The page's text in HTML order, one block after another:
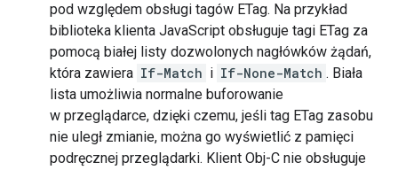
pod względem obsługi tagów ETag. Na przykład
biblioteka klienta JavaScript obsługuje tagi ETag za
pomocą białej listy dozwolonych nagłówków żądań,
która zawiera If-Match i If-None-Match . Biała
lista umożliwia normalne buforowanie
w przeglądarce, dzięki czemu, jeśli tag ETag zasobu
nie uległ zmianie, można go wyświetlić z pamięci
podręcznej przeglądarki. Klient Obj-C nie obsługuje